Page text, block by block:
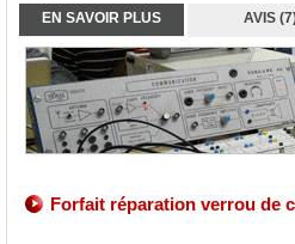
EN SAVOIR PLUS AVIS
Forfait réparation verrou de